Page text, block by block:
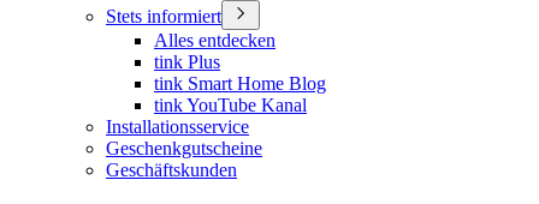
Stets informiert
Alles entdecken
tink Plus
tink Smart Home Blog
tink YouTube Kanal
Installationsservice
Geschenkgutscheine
Geschäftskunden